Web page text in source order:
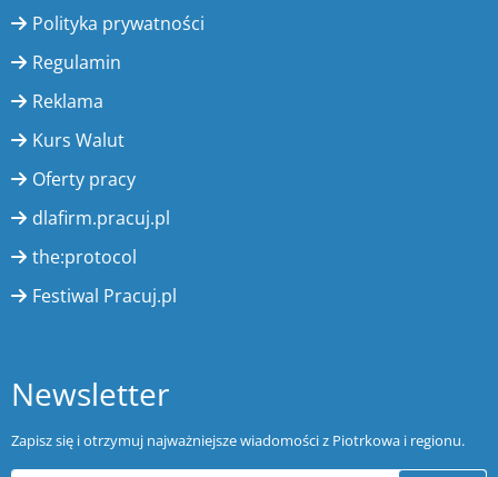
Polityka prywatności
Regulamin
Reklama
Kurs Walut
Oferty pracy
dlafirm.pracuj.pl
the:protocol
Festiwal Pracuj.pl
Newsletter
Zapisz się i otrzymuj najważniejsze wiadomości z Piotrkowa i regionu.